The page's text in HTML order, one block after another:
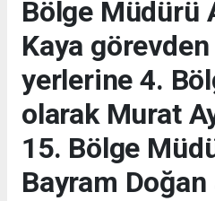
Bölge Müdürü
Kaya görevden
yerlerine 4.
olarak Murat
15. Bölge
Bayram Doğan